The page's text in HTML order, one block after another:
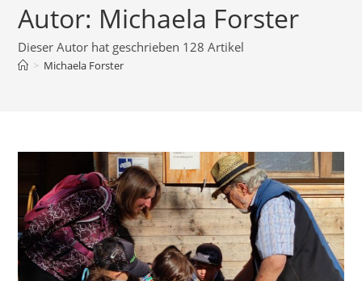
Autor: Michaela Forster
Dieser Autor hat geschrieben 128 Artikel
> Michaela Forster